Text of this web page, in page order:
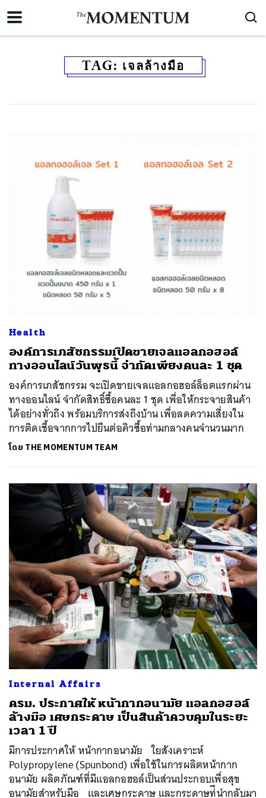
TAG: เจลล้างมือ
Health
องค์การเภสัชกรรมเปิดขายเจลแอลกอฮอล์
ทางออนไลน์วันพุธนี้ จำกัดเพียงคนละ 1 ชุด
องค์การเภสัชกรรม จะเปิดขายเจลแอลกอฮอล์ล็อตแรกผ่าน
ทางออนไลน์ จำกัดสิทธิ์ซื้อคนละ 1 ชุด เพื่อให้กระจายสินค้า
ได้อย่างทั่วถึง พร้อมบริการส่งถึงบ้าน เพื่อลดความเสี่ยงใน
การติดเชื้อจากการไปยืนต่อคิวซื้อท่ามกลางคนจำนวนมาก
โดย THE MOMENTUM TEAM
Internal Affairs
ครม. ประกาศให้ หน้ากากอนามัย แอลกอฮอล์
ล้างมือ เศษกระดาษ เป็นสินค้าควบคุมในระยะ
เวลา 1 ปี
มีการประกาศให้ หน้ากากอนามัย ใยสังเคราะห์
Polypropylene (Spunbond) เพื่อใช้ในการผลิตหน้ากาก
อนามัย ผลิตภัณฑ์ที่มีแอลกอฮอล์เป็นส่วนประกอบเพื่อสุข
อนามัยสำหรับมือ และเศษกระดาษ และกระดาษท่ีนำกลับมา
SHARE TWEET LINE EMAIL